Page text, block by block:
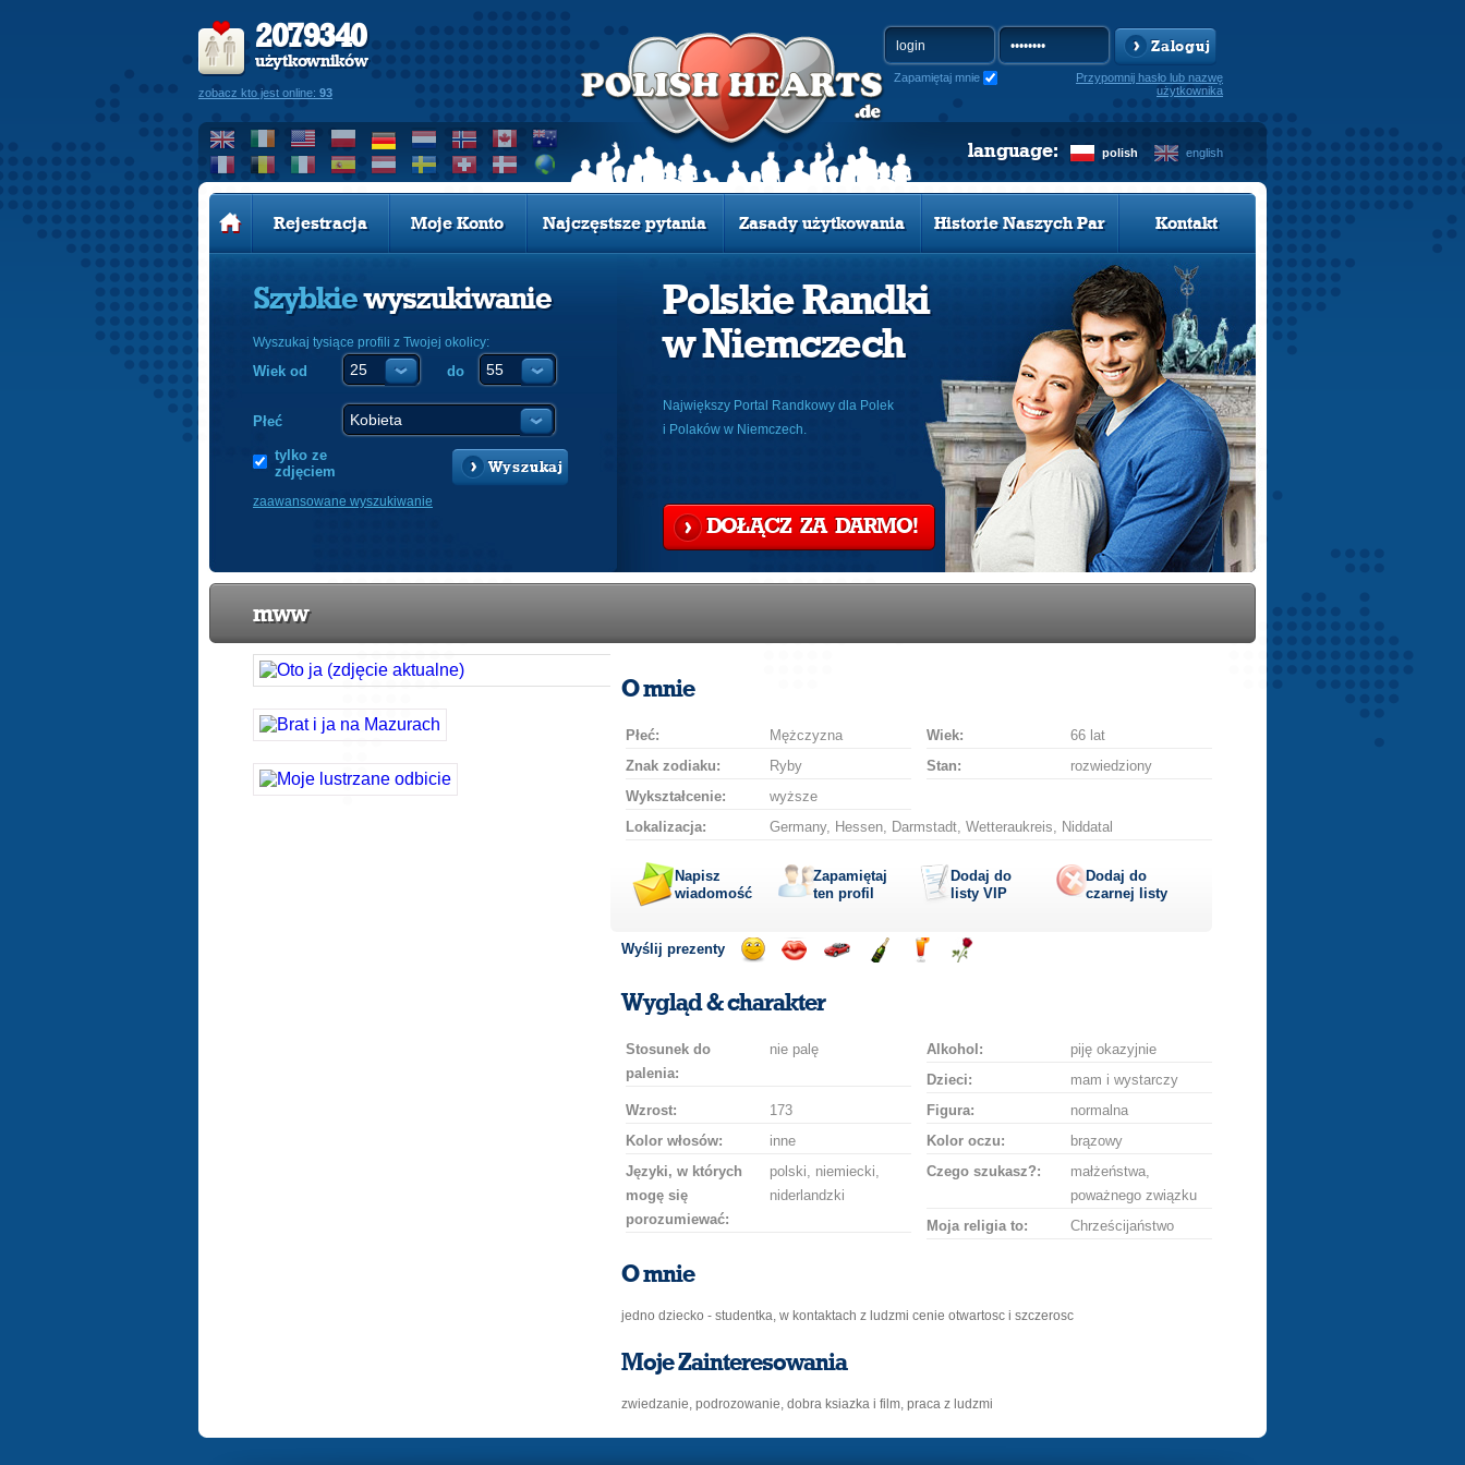
2079340
użytkowników
zobacz kto jest online: 93
Zaloguj
Zapamiętaj mnie
Przypomnij hasło lub nazwę
użytkownika
polish english
language:
Rejestracja Moje Konto Najczęstsze pytania Zasady użytkowania Historie Naszych Par Kontakt
Szybkiewyszukiwanie
Wyszukaj tysiące profili z Twojej okolicy:
Wiek od do
Płeć
tylko ze
zdjęciem
Wyszukaj
zaawansowane wyszukiwanie
Polskie Randki
w Niemczech
Największy Portal Randkowy dla Polek
i Polaków w Niemczech.
DOŁĄCZ ZA DARMO!
mww
O mnie
Płeć: Mężczyzna Wiek:
66 lat
Znak zodiaku:
Ryby Stan:
rozwiedziony
Wykształcenie:
wyższe
Lokalizacja:
Germany, Hessen, Darmstadt, Wetteraukreis, Niddatal
Napisz
wiadomość
Zapamiętaj
ten profil
Dodaj do
listy VIP
Dodaj do
czarnej listy
Wyślij prezenty
uśmiechbuziaka
Wygląd & charakter
Stosunek do
palenia:
nie palę Alkohol:
piję okazyjnie
Dzieci:
mam i wystarczy
Wzrost:
173 Figura:
normalna
Kolor włosów:
inne Kolor oczu:
brązowy
Języki, w których
mogę się
porozumiewać:
polski, niemiecki,
niderlandzki
Czego szukasz?:
małżeństwa,
poważnego związku
Moja religia to:
Chrześcijaństwo
O mnie
jedno dziecko - studentka, w kontaktach z ludzmi cenie otwartosc i szczerosc
Moje Zainteresowania
zwiedzanie, podrozowanie, dobra ksiazka i film, praca z ludzmi